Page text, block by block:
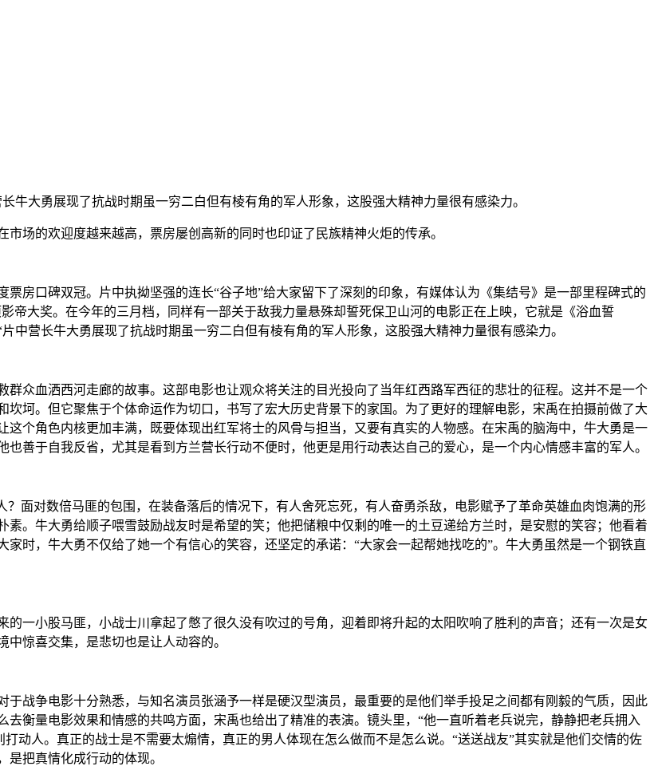
牛大勇展现了抗战时期虽一穷二白但有棱有角的军人形象，这股强大精神力量很有感染力。
市场的欢迎度越来越高，票房屡创高新的同时也印证了民族精神火炬的传承。
房口碑双冠。片中执拗坚强的连长“谷子地”给大家留下了深刻的印象，有媒体认为《集结号》是一部里程碑式的
帝大奖。在今年的三月档，同样有一部关于敌我力量悬殊却誓死保卫山河的电影正在上映，它就是《浴血誓
中营长牛大勇展现了抗战时期虽一穷二白但有棱有角的军人形象，这股强大精神力量很有感染力。
众血洒西河走廊的故事。这部电影也让观众将关注的目光投向了当年红西路军西征的悲壮的征程。这并不是一个
坷。但它聚焦于个体命运作为切口，书写了宏大历史背景下的家国。为了更好的理解电影，宋禹在拍摄前做了大
个角色内核更加丰满，既要体现出红军将士的风骨与担当，又要有真实的人物感。在宋禹的脑海中，牛大勇是一
善于自我反省，尤其是看到方兰营长行动不便时，他更是用行动表达自己的爱心，是一个内心情感丰富的军人。
面对数倍马匪的包围，在装备落后的情况下，有人舍死忘死，有人奋勇杀敌，电影赋予了革命英雄血肉饱满的形
。牛大勇给顺子喂雪鼓励战友时是希望的笑；他把储粮中仅剩的唯一的土豆递给方兰时，是安慰的笑容；他看着
时，牛大勇不仅给了她一个有信心的笑容，还坚定的承诺：“大家会一起帮她找吃的”。牛大勇虽然是一个钢铁直
一小股马匪，小战士川拿起了憋了很久没有吹过的号角，迎着即将升起的太阳吹响了胜利的声音；还有一次是女
惊喜交集，是悲切也是让人动容的。
战争电影十分熟悉，与知名演员张涵予一样是硬汉型演员，最重要的是他们举手投足之间都有刚毅的气质，因此
衡量电影效果和情感的共鸣方面，宋禹也给出了精准的表演。镜头里，“他一直听着老兵说完，静静把老兵拥入
动人。真正的战士是不需要太煽情，真正的男人体现在怎么做而不是怎么说。“送送战友”其实就是他们交情的佐
把真情化成行动的体现。